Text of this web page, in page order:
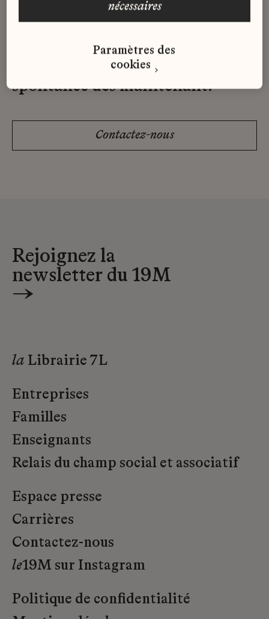
Vous n'avez pas trouvé d'offre
qui correspond à votre profil ?
Envoyez-nous votre candidature
spontanée dès maintenant.
Contactez-nous
Rejoignez la
newsletter du 19M
→
la Librairie 7L
Entreprises
Familles
Enseignants
Relais du champ social et associatif
Espace presse
Carrières
Contactez-nous
le19M sur Instagram
Politique de confidentialité
nécessaires
Paramètres des
cookies